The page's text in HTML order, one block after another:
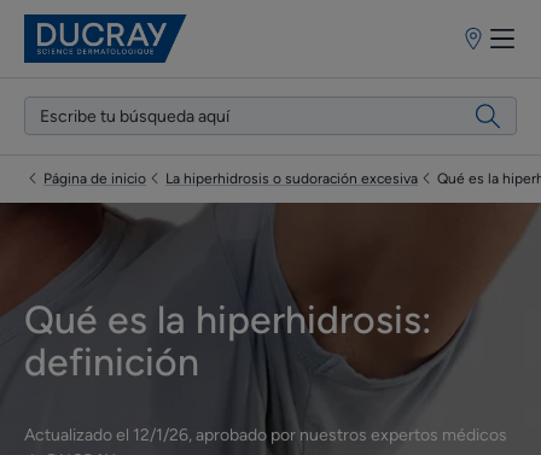
Puntos
venta
Página de inicio La hiperhidrosis o sudoración excesiva Qué es la
Qué es la hiperhidrosis:
definición
Actualizado el 12/1/26, aprobado por nuestros expertos médicos